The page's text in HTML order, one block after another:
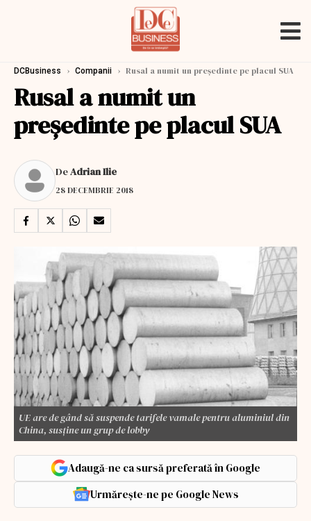
DCBusiness › Companii › Rusal a numit un președinte pe placul SUA
Rusal a numit un
președinte pe placul SUA
DeAdrian Ilie
28 DECEMBRIE 2018
UE are de gând să suspende tarifele vamale pentru aluminiul din
China, susţine un grup de lobby
Adaugă-ne ca sursă preferată în Google
Urmărește-ne pe Google News